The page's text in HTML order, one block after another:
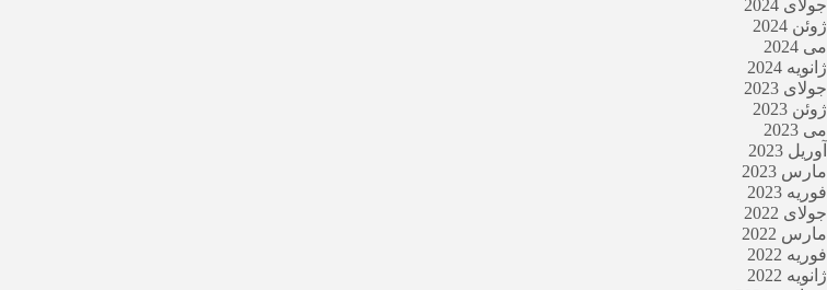
جولای 2024
ژوئن 2024
می 2024
ژانویه 2024
جولای 2023
ژوئن 2023
می 2023
آوریل 2023
مارس 2023
فوریه 2023
جولای 2022
مارس 2022
فوریه 2022
ژانویه 2022